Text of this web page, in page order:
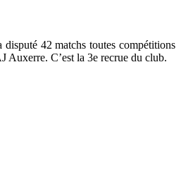
42 matchs toutes compétitions
Auxerre. C’est la 3e recrue du club.